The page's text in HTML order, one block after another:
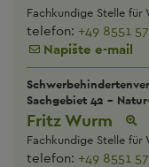
Fachkundige Stelle
telefon: +49 8551
Napište e-mail
Sachgebiet 42 -
Fritz Wurm
Fachkundige Stelle
telefon: +49 8551